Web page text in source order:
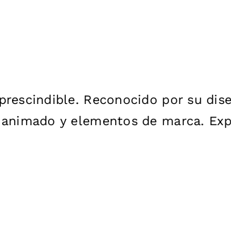
Reconocido por su
y elementos de marca.